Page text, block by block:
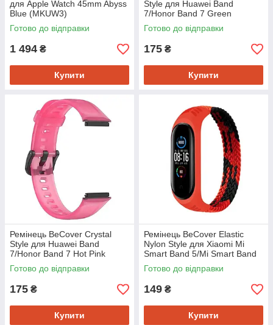
для Apple Watch 45mm Abyss
Blue (MKUW3)
Готово до відправки
1 494 ₴
Купити
Style для Huawei Band
7/Honor Band 7 Green
(709430)
Готово до відправки
175 ₴
Купити
Ремінець BeCover Crystal
Style для Huawei Band
7/Honor Band 7 Hot Pink
(709432)
Готово до відправки
175 ₴
Купити
Ремінець BeCover Elastic
Nylon Style для Xiaomi Mi
Smart Band 5/Mi Smart Band
6 Size L Black/Red (706157)
Готово до відправки
149 ₴
Купити